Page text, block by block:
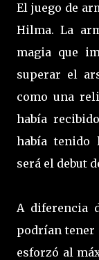
El juego de
Hilma. La
magia que
superar el
como una
había
había tenido
será el debut
A diferencia
podrían tener
esforzó al